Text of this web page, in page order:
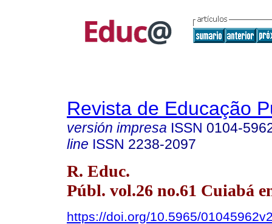
Revista de Educação
versión impresa ISSN 0104-
line ISSN 2238-2097
R. Educ.
Públ. vol.26 no.61 Cuiabá
https://doi.org/10.5965/